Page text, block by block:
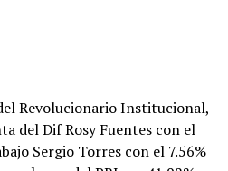
Revolucionario Institucional,
del Dif Rosy Fuentes con el
Sergio Torres con el 7.56%